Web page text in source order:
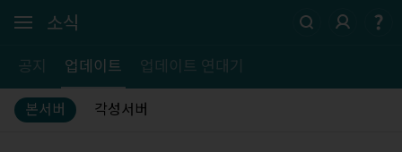
소식
공지 업데이트 업데이트 연대기
본서버 각성서버